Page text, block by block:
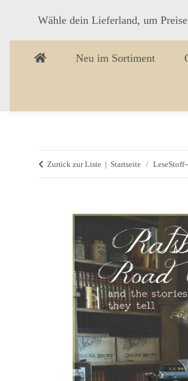
Wähle dein Lieferland, um
Neu im Sortiment
Zurück zur Liste Startseite